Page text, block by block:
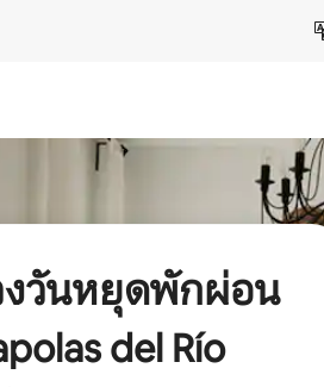
วันหยุดพักผ่อน
del Río